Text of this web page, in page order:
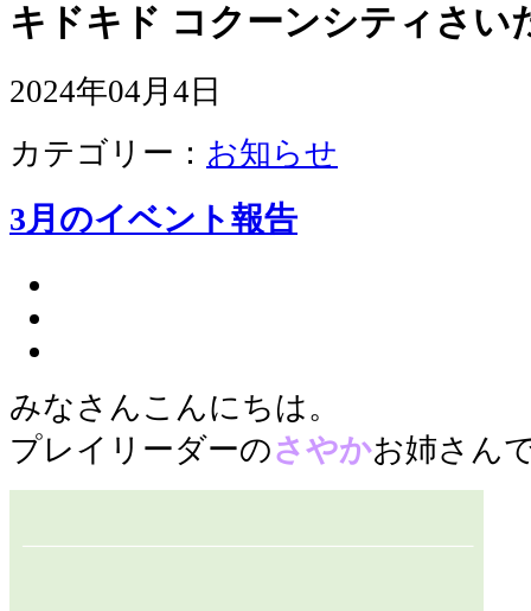
キドキド コクーンシティさい
2024年04月4日
カテゴリー： お知らせ
3月のイベント報告
みなさんこんにちは。
プレイリーダーのさやかお姉さん